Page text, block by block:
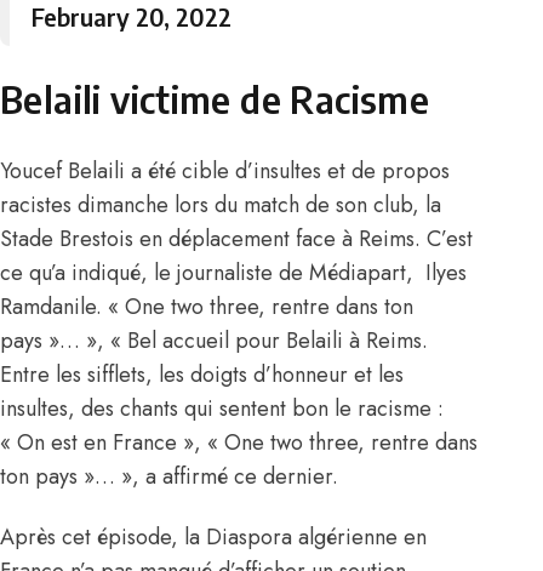
February 20, 2022
Belaili victime de Racisme
Youcef Belaili a été cible d’insultes et de propos
racistes dimanche lors du match de son club, la
Stade Brestois en déplacement face à Reims. C’est
ce qu’a indiqué, le journaliste de Médiapart, Ilyes
Ramdanile. « One two three, rentre dans ton
pays »… », « Bel accueil pour Belaili à Reims.
Entre les sifflets, les doigts d’honneur et les
insultes, des chants qui sentent bon le racisme :
« On est en France », « One two three, rentre dans
ton pays »… », a affirmé ce dernier.
Après cet épisode, la Diaspora algérienne en